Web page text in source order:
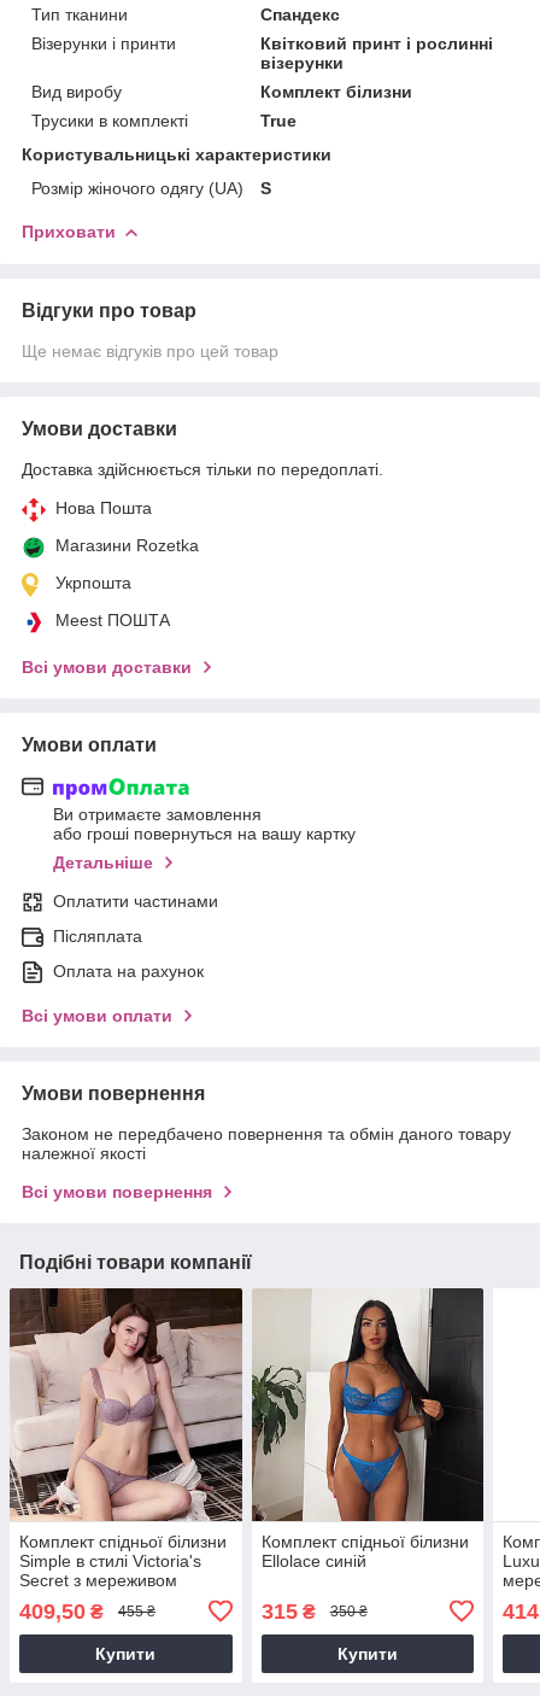
Тип тканини
Спандекс
Візерунки і принти
Квітковий принт і рослинні
візерунки
Вид виробу
Комплект білизни
Трусики в комплекті
True
Користувальницькі характеристики
Розмір жіночого одягу (UA)
S
Приховати
Відгуки про товар
Ще немає відгуків про цей товар
Умови доставки
Доставка здійснюється тільки по передоплаті.
Нова Пошта
Магазини Rozetka
Укрпошта
Meest ПОШТА
Всі умови доставки
Умови оплати
Ви отримаєте замовлення
або гроші повернуться на вашу картку
Детальніше
Оплатити частинами
Післяплата
Оплата на рахунок
Всі умови оплати
Умови повернення
Законом не передбачено повернення та обмін даного товару
належної якості
Всі умови повернення
Подібні товари компанії
Комплект спідньої білизни
Simple в стилі Victoria's
Secret з мереживом
409,50 ₴ 455 ₴
Купити
Комплект спідньої білизни
Ellolace синій
315₴ 350 ₴
Купити
414